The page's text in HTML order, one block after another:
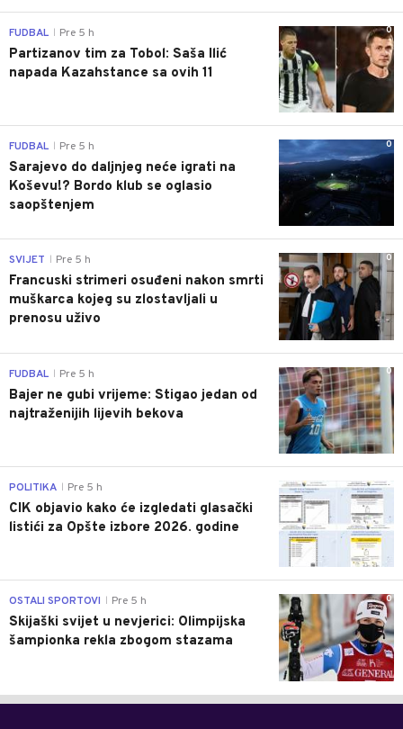
0
FUDBAL Pre 5 h
Partizanov tim za Tobol: Saša Ilić
napada Kazahstance sa ovih 11
0
FUDBAL Pre 5 h
Sarajevo do daljnjeg neće igrati na
Koševu!? Bordo klub se oglasio
saopštenjem
0
SVIJET Pre 5 h
Francuski strimeri osuđeni nakon smrti
muškarca kojeg su zlostavljali u
prenosu uživo
0
FUDBAL Pre 5 h
Bajer ne gubi vrijeme: Stigao jedan od
najtraženijih lijevih bekova
0
POLITIKA Pre 5 h
CIK objavio kako će izgledati glasački
listići za Opšte izbore 2026. godine
0
OSTALI SPORTOVI Pre 5 h
Skijaški svijet u nevjerici: Olimpijska
šampionka rekla zbogom stazama